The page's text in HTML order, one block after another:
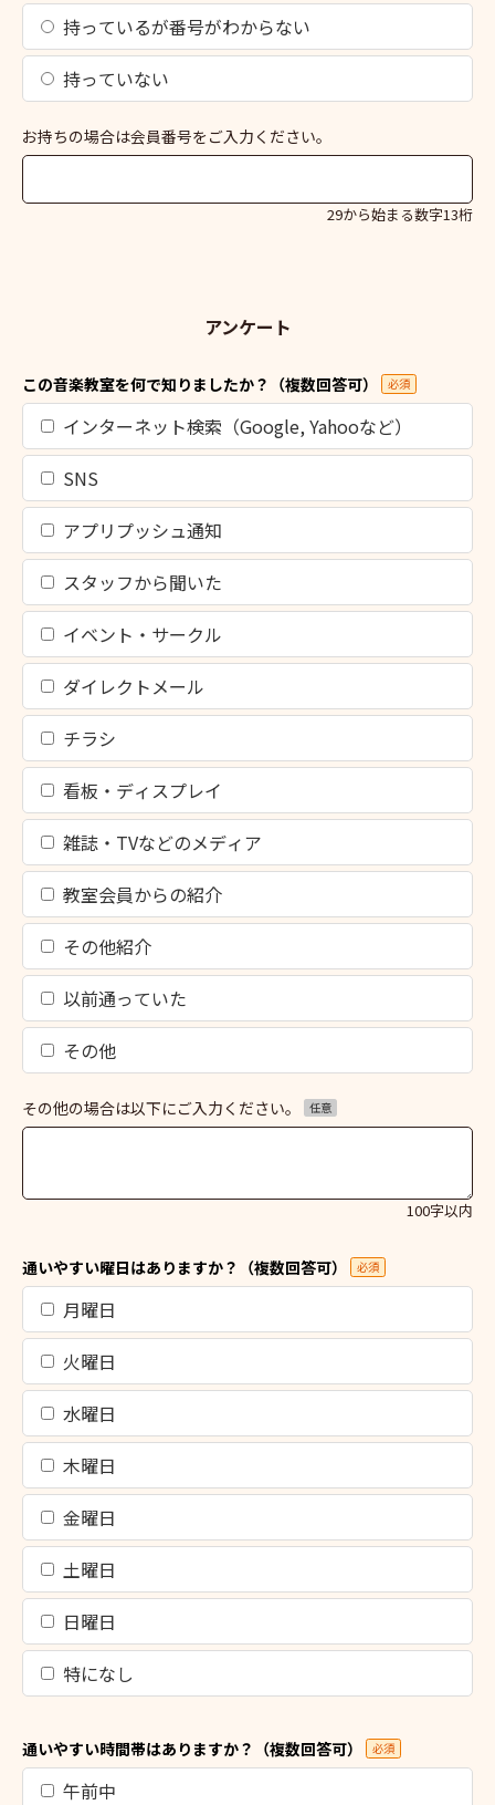
持っているが番号がわからない
持っていない
お持ちの場合は会員番号をご入力ください。
29から始まる数字13桁
アンケート
この音楽教室を何で知りましたか？（複数回答可） 必須
インターネット検索（Google, Yahooなど）
SNS
アプリプッシュ通知
スタッフから聞いた
イベント・サークル
ダイレクトメール
チラシ
看板・ディスプレイ
雑誌・TVなどのメディア
教室会員からの紹介
その他紹介
以前通っていた
その他
その他の場合は以下にご入力ください。 任意
100字以内
通いやすい曜日はありますか？（複数回答可） 必須
月曜日
火曜日
水曜日
木曜日
金曜日
土曜日
日曜日
特になし
通いやすい時間帯はありますか？（複数回答可） 必須
午前中